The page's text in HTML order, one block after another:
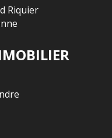
Riquier